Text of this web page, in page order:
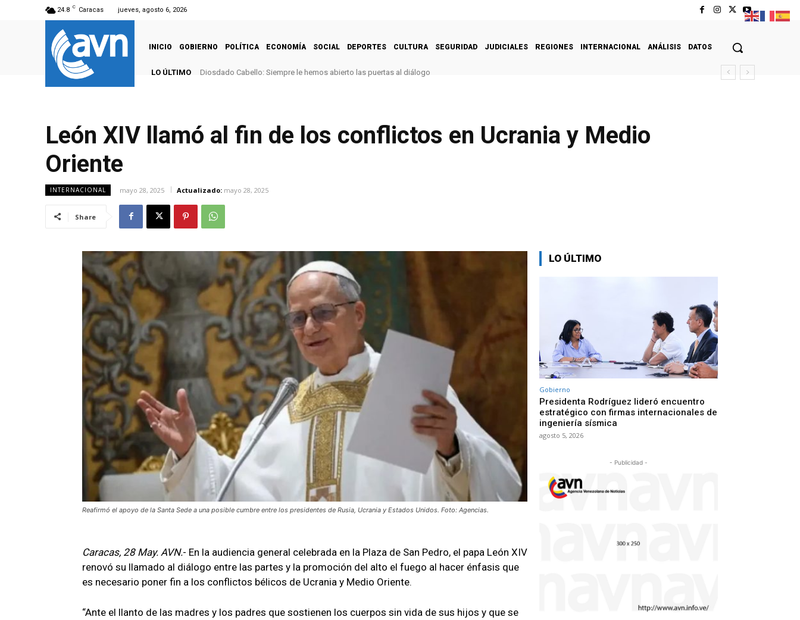
24.8 C Caracas jueves, agosto 6, 2026
INICIO GOBIERNO POLÍTICA ECONOMÍA SOCIAL DEPORTES CULTURA SEGURIDAD JUDICIALES REGIONES INTERNACIONAL ANÁLISIS DATOS
LO ÚLTIMO Diosdado Cabello: Siempre le hemos abierto las puertas al diálogo
León XIV llamó al fin de los conflictos en Ucrania y Medio
Oriente
INTERNACIONAL mayo 28, 2025 Actualizado: mayo 28, 2025
Share
Reafirmó el apoyo de la Santa Sede a una posible cumbre entre los presidentes de Rusia, Ucrania y Estados Unidos. Foto: Agencias.
Caracas, 28 May. AVN.- En la audiencia general celebrada en la Plaza de San Pedro, el papa León XIV
renovó su llamado al diálogo entre las partes y la promoción del alto el fuego al hacer énfasis que
es necesario poner fin a los conflictos bélicos de Ucrania y Medio Oriente.
“Ante el llanto de las madres y los padres que sostienen los cuerpos sin vida de sus hijos y que se
LO ÚLTIMO
Gobierno
Presidenta Rodríguez lideró encuentro
estratégico con firmas internacionales de
ingeniería sísmica
agosto 5, 2026
- Publicidad -